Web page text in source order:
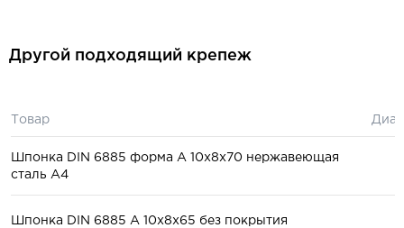
Другой подходящий крепеж
Товар
Шпонка DIN 6885 форма А 10x8x70 нержавеющая
сталь А4
Шпонка DIN 6885 A 10x8x65 без покрытия